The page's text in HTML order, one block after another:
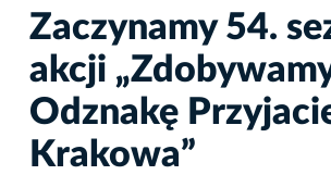
Zaczynamy 54.
akcji
Odznakę
Krakowa”